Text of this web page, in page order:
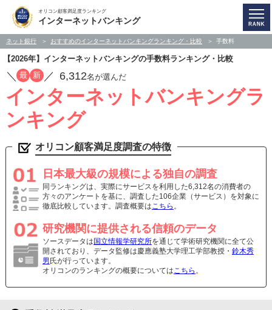
オリコン顧客満足度ランキング
インターネットバンキング
ネット銀行 おすすめのインターネットバンキングランキング・比較 手数料
【2026年】インターネットバンキングの手数料ランキング・比較
／ 最 新 ／ 6,312名が選んだ
インターネットバンキングラ
ンキング
オリコン顧客満足度調査の特徴
日本最大級の規模による独自の調査
同ランキングは、実際にサービスを利用した6,312名の消費者の
方々のアンケートを基に、調査した106企業（サービス）を対象に
徹底比較しています。調査概要はこちら 。
研究機関に提供される信頼のデータ
ソースデータは 国立情報学研究所を通じて学術研究機関に全て公
開されており、データ監修は慶應義塾大学理工学部教授・ 鈴木秀
男 氏が行っています。
オリコンのランキングの概要についてはこちら 。